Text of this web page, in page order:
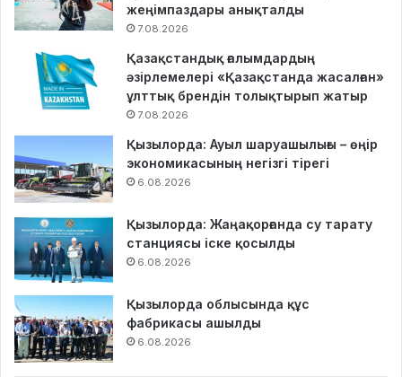
жеңімпаздары анықталды
7.08.2026
Қазақстандық ғалымдардың
әзірлемелері «Қазақстанда жасалған»
ұлттық брендін толықтырып жатыр
7.08.2026
Қызылорда: Ауыл шаруашылығы – өңір
экономикасының негізгі тірегі
6.08.2026
Қызылорда: Жаңақорғанда су тарату
станциясы іске қосылды
6.08.2026
Қызылорда облысында құс
фабрикасы ашылды
6.08.2026